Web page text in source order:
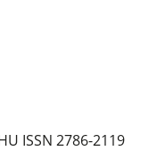
ISSN 2786-2119